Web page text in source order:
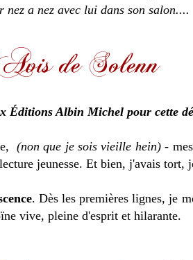
nez a nez avec lui dans son salon....
Éditions Albin Michel pour cette
(non que je sois vieille hein)- mes
jeunesse. Et bien, j'avais tort,
. Dès les premières lignes, je
vive, pleine d'esprit et hilarante.